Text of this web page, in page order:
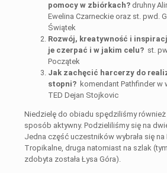
pomocy w zbiórkach? druhny
Ewelina Czarneckie oraz st. pwd.
Świątek
Rozwój, kreatywność i
je czerpać i w jakim celu? st.
Początek
Jak zachęcić harcerzy do
stopni? komendant Pathfinder w
TED Dejan Stojkovic
Niedzielę do obiadu spędziliśmy
sposób aktywny. Podzieliliśmy się na
Jedna część uczestników wybrała się na
Tropikalne, druga natomiast na szlak
zdobyta została Łysa Góra).